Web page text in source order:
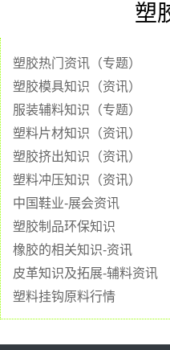
塑
塑胶热门资讯（专题）
塑胶模具知识（资讯）
服装辅料知识（专题）
塑料片材知识（资讯）
塑胶挤出知识（资讯）
塑料冲压知识（资讯）
中国鞋业-展会资讯
塑胶制品环保知识
橡胶的相关知识-资讯
皮革知识及拓展-辅料资讯
塑料挂钩原料行情